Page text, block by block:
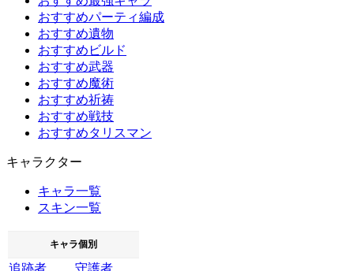
おすすめパーティ編成
おすすめ遺物
おすすめビルド
おすすめ武器
おすすめ魔術
おすすめ祈祷
おすすめ戦技
おすすめタリスマン
キャラクター
キャラ一覧
スキン一覧
キャラ個別
追跡者
守護者